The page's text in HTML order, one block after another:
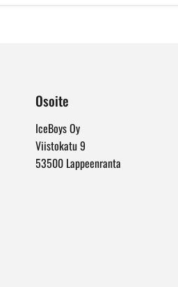
Osoite
IceBoys Oy
Viistokatu 9
53500 Lappeenranta